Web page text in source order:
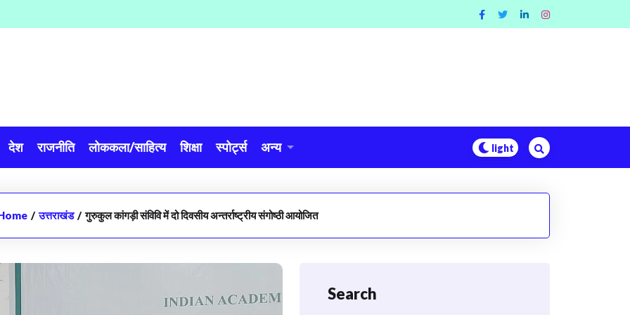
देश राजनीति लोककला/साहित्य शिक्षा स्पोर्ट्स अन्य
/ उत्तराखंड / गुरुकुल कांगड़ी संविवि में दो दिवसीय अन्तर्राष्ट्रीय संगोष्ठी आयोजित
Search